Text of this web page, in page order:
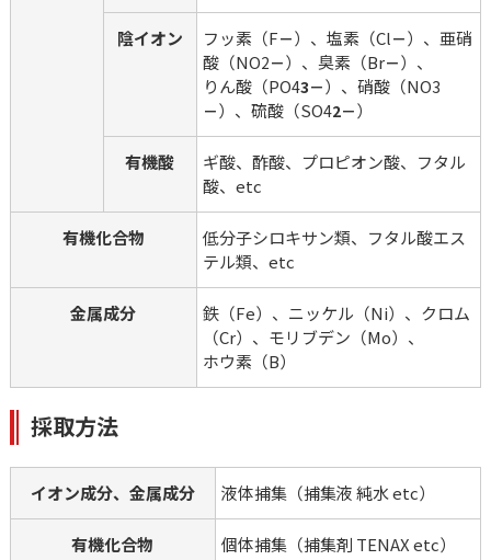
陰イオン フッ素（F－）、塩素（Cl－）、亜硝
酸（NO2－）、臭素（Br－）、
りん酸（PO43－）、硝酸（NO3
－）、硫酸（SO42－）
有機酸
ギ酸、酢酸、プロピオン酸、フタル
酸、etc
有機化合物
低分子シロキサン類、フタル酸エス
テル類、etc
金属成分
鉄（Fe）、ニッケル（Ni）、クロム
（Cr）、モリブデン（Mo）、
ホウ素（B）
採取方法
イオン成分、金属成分 液体捕集（捕集液 純水 etc）
有機化合物 個体捕集（捕集剤 TENAX etc）